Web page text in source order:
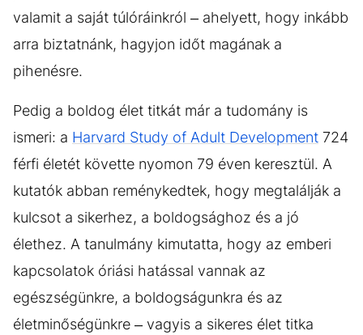
valamit a saját túlóráinkról – ahelyett, hogy inkább
arra biztatnánk, hagyjon időt magának a
pihenésre.
Pedig a boldog élet titkát már a tudomány is
ismeri: a Harvard Study of Adult Development 724
férfi életét követte nyomon 79 éven keresztül. A
kutatók abban reménykedtek, hogy megtalálják a
kulcsot a sikerhez, a boldogsághoz és a jó
élethez. A tanulmány kimutatta, hogy az emberi
kapcsolatok óriási hatással vannak az
egészségünkre, a boldogságunkra és az
életminőségünkre – vagyis a sikeres élet titka